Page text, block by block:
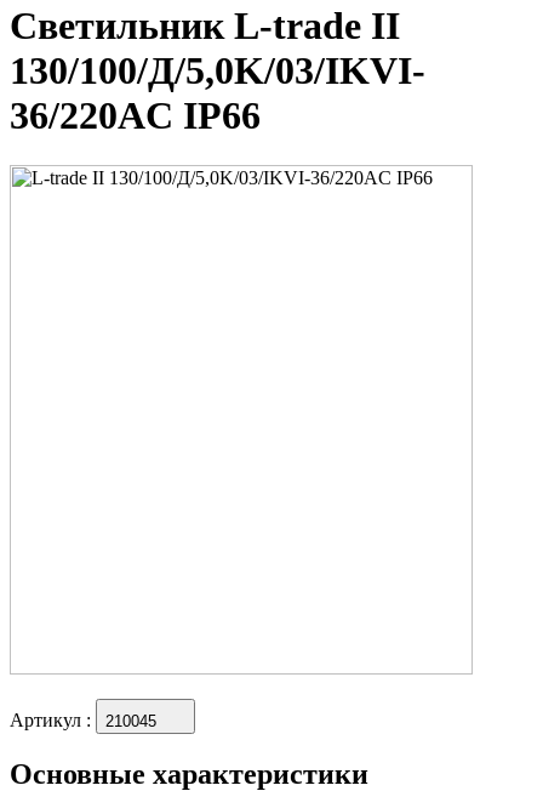
Светильник L-trade II
130/100/Д/5,0K/03/IKVI-
36/220AC IP66
Артикул : 210045
Основные характеристики